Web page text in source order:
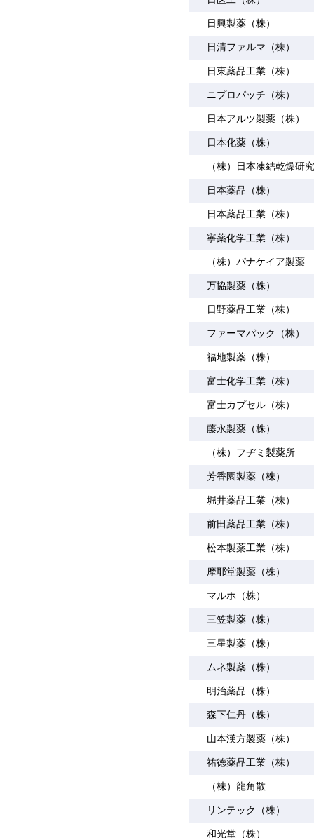
日興製薬（株）
日清ファルマ（株）
日東薬品工業（株）
ニプロパッチ（株）
日本アルツ製薬（株）
日本化薬（株）
（株）日本凍結乾燥研
日本薬品（株）
日本薬品工業（株）
寧薬化学工業（株）
（株）パナケイア製薬
万協製薬（株）
日野薬品工業（株）
ファーマパック（株）
福地製薬（株）
富士化学工業（株）
富士カプセル（株）
藤永製薬（株）
（株）フヂミ製薬所
芳香園製薬（株）
堀井薬品工業（株）
前田薬品工業（株）
松本製薬工業（株）
摩耶堂製薬（株）
マルホ（株）
三笠製薬（株）
三星製薬（株）
ムネ製薬（株）
明治薬品（株）
森下仁丹（株）
山本漢方製薬（株）
祐徳薬品工業（株）
（株）龍角散
リンテック（株）
和光堂（株）